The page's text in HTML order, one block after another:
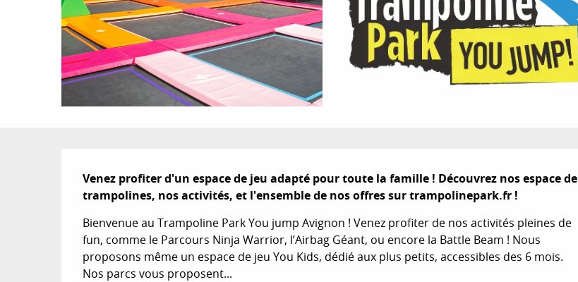
Description
Venez profiter d'un espace de jeu adapté pour toute la famille ! Découvrez nos espace de
trampolines, nos activités, et l'ensemble de nos offres sur trampolinepark.fr !
Bienvenue au Trampoline Park You jump Avignon ! Venez profiter de nos activités pleines de
fun, comme le Parcours Ninja Warrior, l’Airbag Géant, ou encore la Battle Beam ! Nous
proposons même un espace de jeu You Kids, dédié aux plus petits, accessibles des 6 mois.
Nos parcs vous proposent...